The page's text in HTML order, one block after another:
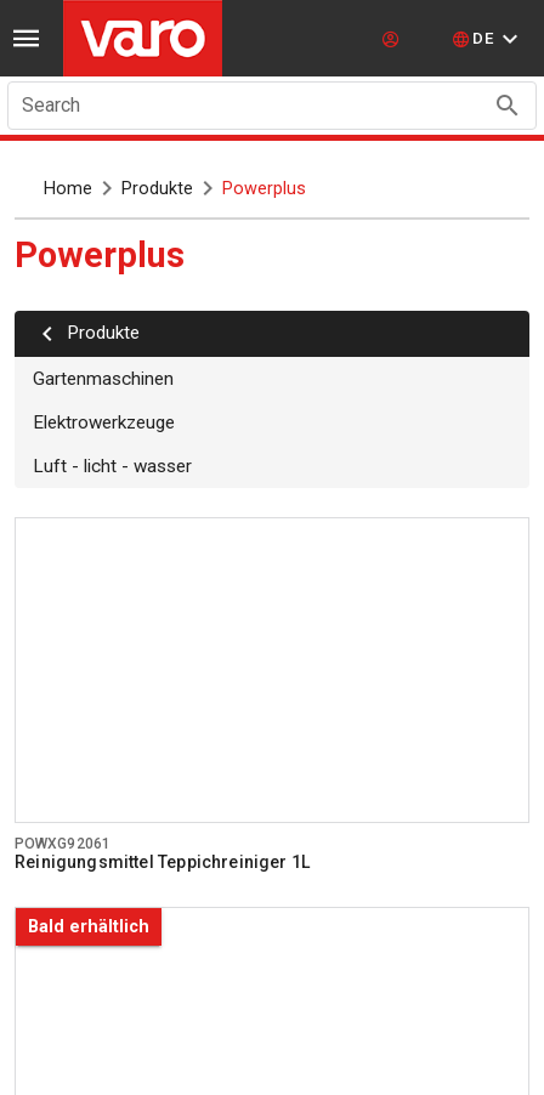
DE
Search
Home Produkte Powerplus
powerplus
Produkte
Gartenmaschinen
Elektrowerkzeuge
Luft - licht - wasser
POWXG92061
Reinigungsmittel Teppichreiniger 1L
Bald erhältlich